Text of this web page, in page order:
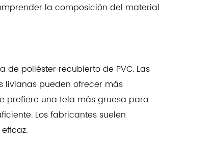
la composición del material
poliéster recubierto de PVC. Las
livianas pueden ofrecer más
prefiere una tela más gruesa para
Los fabricantes suelen